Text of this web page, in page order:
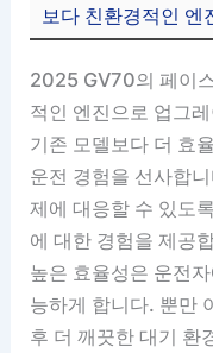
보다 친환경적인 엔
2025 GV70의 페이
적인 엔진으로 업그
기존 모델보다 더 효
운전 경험을 선사합
제에 대응할 수 있도
에 대한 경험을 제공
높은 효율성은 운전
능하게 합니다. 뿐만
후 더 깨끗한 대기 환